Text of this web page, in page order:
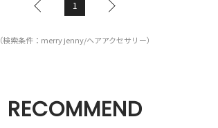
1
（検索条件：merry jenny/ヘアアクセサリー）
RECOMMEND